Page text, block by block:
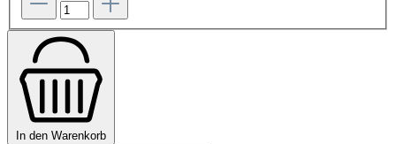
In den Warenkorb